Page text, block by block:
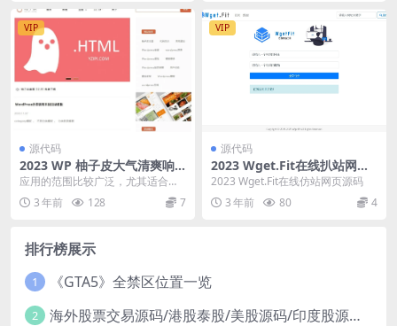
VIP
源代码
2023 WP 柚子皮大气清爽响
应式主题模板源码
应用的范围比较广泛，尤其适合各
种互联网人士的个人博客主题，包
括产品经理，互联网运...
3 年前 128 7
VIP
源代码
2023 Wget.Fit在线扒站网页
源码
2023 Wget.Fit在线仿站网页源码
3 年前
80 4
排行榜展示
1 《GTA5》全禁区位置一览
2 海外股票交易源码/港股泰股/美股源码/印度股源码/马拉西亚股票源码/国际股票配资